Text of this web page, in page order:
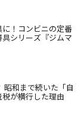
！コンビニの定番
シリーズ『ジムマ
昭和まで続いた「自
が横行した理由